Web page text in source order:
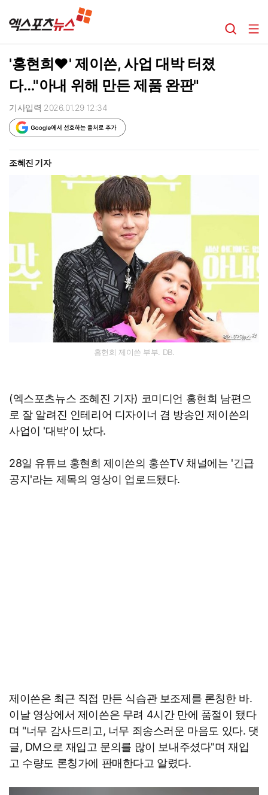
'홍현희♥' 제이쓴, 사업 대박 터졌
다…"아내 위해 만든 제품 완판"
기사입력 2026.01.29 12:34
조혜진 기자
홍현희 제이쓴 부부. DB.
(엑스포츠뉴스 조혜진 기자) 코미디언 홍현희 남편으
로 잘 알려진 인테리어 디자이너 겸 방송인 제이쓴의
사업이 '대박'이 났다.
28일 유튜브 홍현희 제이쓴의 홍쓴TV 채널에는 '긴급
공지'라는 제목의 영상이 업로드됐다.
제이쓴은 최근 직접 만든 식습관 보조제를 론칭한 바.
이날 영상에서 제이쓴은 무려 4시간 만에 품절이 됐다
며 "너무 감사드리고, 너무 죄송스러운 마음도 있다. 댓
글, DM으로 재입고 문의를 많이 보내주셨다"며 재입
고 수량도 론칭가에 판매한다고 알렸다.